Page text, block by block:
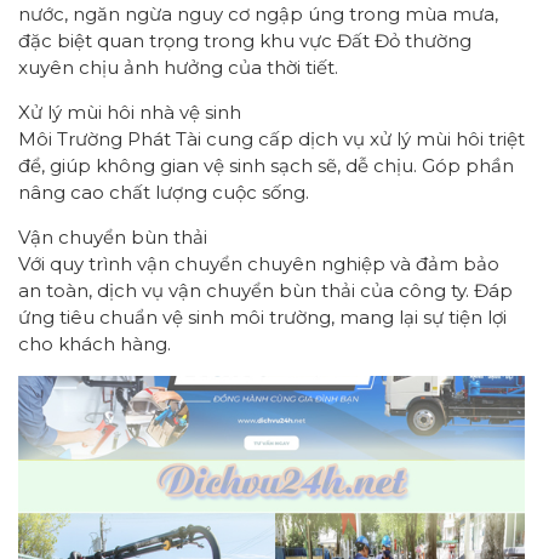
nước, ngăn ngừa nguy cơ ngập úng trong mùa mưa,
đặc biệt quan trọng trong khu vực Đất Đỏ thường
xuyên chịu ảnh hưởng của thời tiết.
Xử lý mùi hôi nhà vệ sinh
Môi Trường Phát Tài cung cấp dịch vụ xử lý mùi hôi triệt
để, giúp không gian vệ sinh sạch sẽ, dễ chịu. Góp phần
nâng cao chất lượng cuộc sống.
Vận chuyển bùn thải
Với quy trình vận chuyển chuyên nghiệp và đảm bảo
an toàn, dịch vụ vận chuyển bùn thải của công ty. Đáp
ứng tiêu chuẩn vệ sinh môi trường, mang lại sự tiện lợi
cho khách hàng.